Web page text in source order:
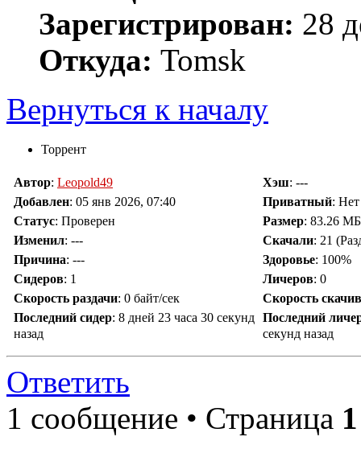
Зарегистрирован: 28
Откуда: Tomsk
Вернуться к началу
Торрент
Автор: Leopold49 Хэш: ---
Добавлен: 05 янв 2026, 07:40 Приватный:
Статус: Проверен Размер: 83.26 МБ
Изменил: --- Скачали: 21
Причина: --- Здоровье: 100%
Сидеров: 1 Личеров: 0
Скорость раздачи: 0 байт/сек
Скорость
Последний сидер: 8 дней 23 часа 30 секунд
назад
Последний
секунд назад
Ответить
1 сообщение • Страница 1